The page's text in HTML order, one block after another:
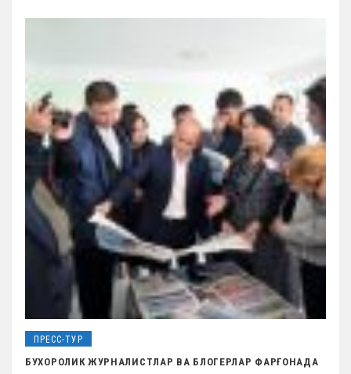
ПРЕСС-ТУР
БУХОРОЛИК ЖУРНАЛИСТЛАР ВА БЛОГЕРЛАР ФАРҒОНАДА